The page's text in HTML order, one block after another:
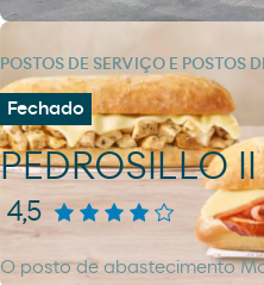
POSTOS DE SERVIÇO E POSTOS
Fechado
PEDROSILLO II
4,5
O posto de abastecimento